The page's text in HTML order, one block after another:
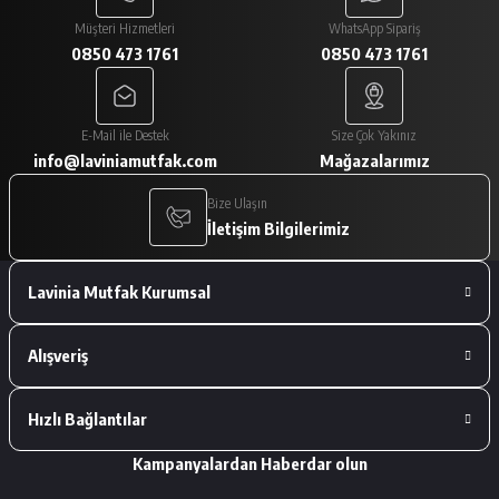
gelmesi çok iyiydi
A... V... | 29/01/2026
Paketleme çok iyiydi. Ürünler tam
istediğimiz gibiydi.
A... V... | 29/01/2026
Deneyimini Paylaş
Müşteri Hizmetleri
0850 473 1761
WhatsApp Sipariş
0850 473 1761
E-Mail ile Destek
info@laviniamutfak.com
Size Çok Yakınız
Mağazalarımız
Bize Ulaşın
İletişim Bilgilerimiz
Lavinia Mutfak Kurumsal
Alışveriş
Hızlı Bağlantılar
Kampanyalardan Haberdar olun